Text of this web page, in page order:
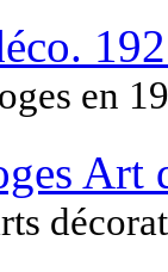
en
Art